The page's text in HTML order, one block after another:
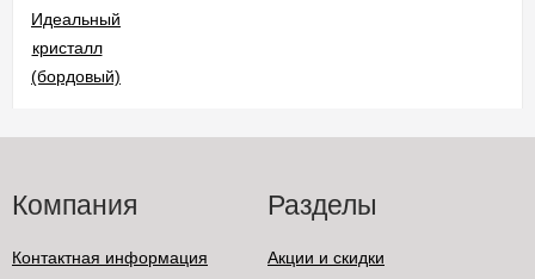
Компания
Контактная информация
Разделы
Акции и скидки